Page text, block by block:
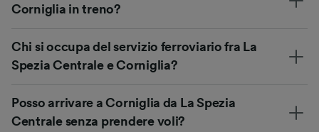
Corniglia in treno?
Chi si occupa del servizio ferroviario fra La
Spezia Centrale e Corniglia?
Posso arrivare a Corniglia da La Spezia
Centrale senza prendere voli?